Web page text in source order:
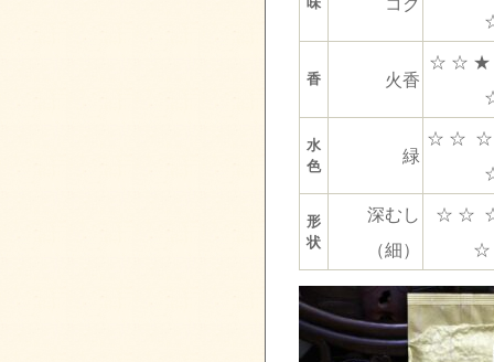
香 火香
☆ ☆
水
色
緑
☆ ☆
形
状
深むし
（細）
☆ ☆
☆